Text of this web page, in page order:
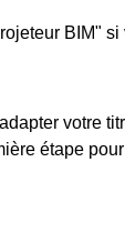
BIM"
votre
étape